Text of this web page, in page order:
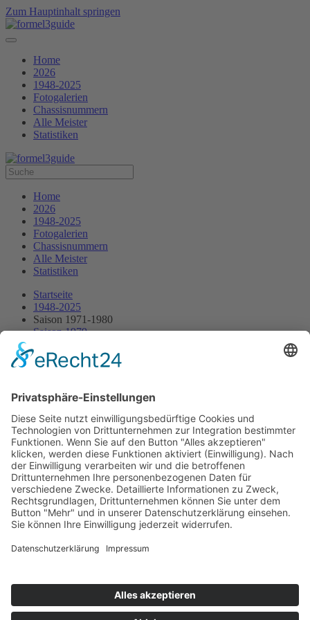
Zum Hauptinhalt springen
Home
2026
1948-2025
Fotogalerien
Chassisnummern
Alle Meister
Statistiken
Home
2026
1948-2025
Fotogalerien
Chassisnummern
Alle Meister
Statistiken
Startseite
1948-2025
Saison 1971-1980
Saison 1979
16.09.1979 - Eurohill
Streckenskizze Programmheft
Alle Ergebnisse:
Nennungsliste
Ergebnis Rennen
Impressum
Jahrbuch